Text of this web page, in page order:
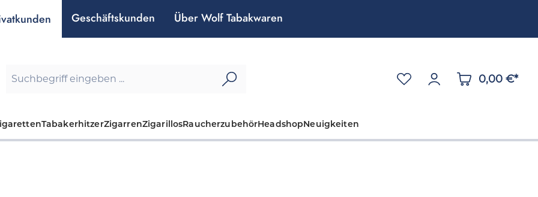
Geschäftskunden Über Wolf Tabakwaren
0,00 €*
TabakerhitzerZigarrenZigarillosRaucherzubehörHeadshopNeuigkeiten